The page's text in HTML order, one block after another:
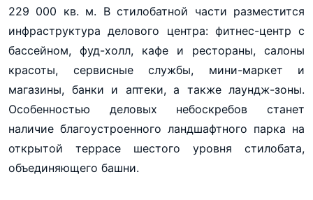
229 000 кв. м. В стилобатной части разместится
инфраструктура делового центра: фитнес-центр с
бассейном, фуд-холл, кафе и рестораны, салоны
красоты, сервисные службы, мини-маркет и
магазины, банки и аптеки, а также лаундж-зоны.
Особенностью деловых небоскребов станет
наличие благоустроенного ландшафтного парка на
открытой террасе шестого уровня стилобата,
объединяющего башни.